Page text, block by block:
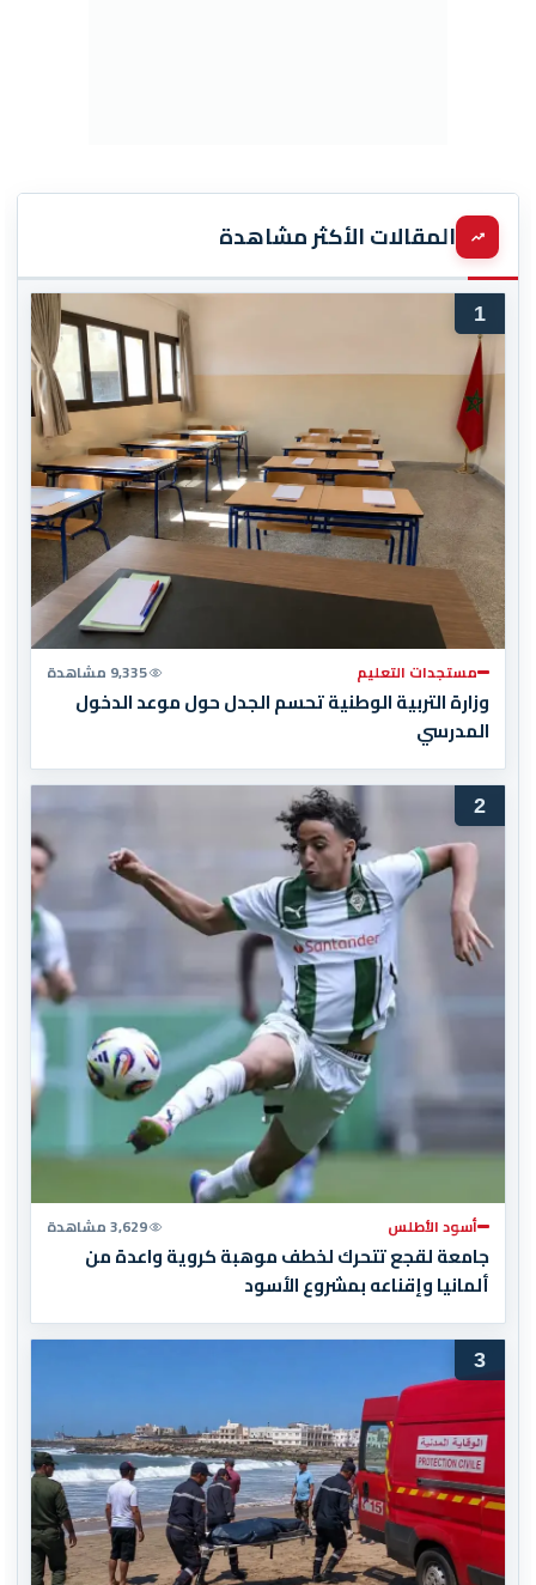
المقالات الأكثر مشاهدة
1
مستجدات التعليم 9,335 مشاهدة
وزارة التربية الوطنية تحسم الجدل حول موعد الدخول
المدرسي
2
أسود الأطلس 3,629 مشاهدة
جامعة لقجع تتحرك لخطف موهبة كروية واعدة من
ألمانيا وإقناعه بمشروع الأسود
3